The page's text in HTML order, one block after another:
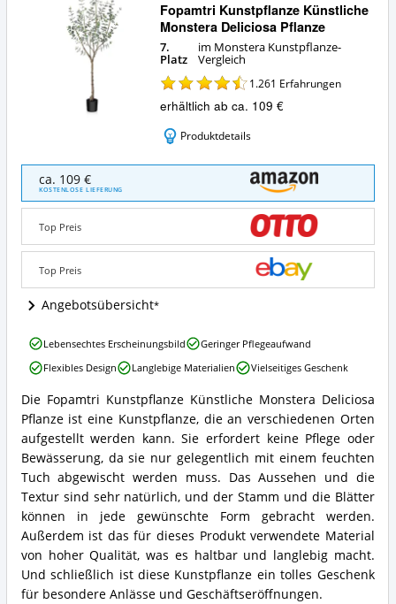
Fopamtri Kunstpflanze Künstliche
Monstera Deliciosa Pflanze
7.
Platz
im Monstera Kunstpflanze-
Vergleich
1.261 Erfahrungen
erhältlich ab ca. 109 €
Produktdetails
Fopamtri
Kunstpflanze
Künstliche
Monstera
Deliciosa
Pflanze
Angebote:
Wo
ist
diese
Kunstpflanze
erhältlich?
ca. 109 €
KOSTENLOSE LIEFERUNG
Top Preis
Top Preis
Angebotsübersicht
Fopamtri
Kunstpflanze
Künstliche
Monstera
Deliciosa
Pflanze
Zusammenfassung:
Was
bietet
diese
Monstera
Kunstpflanze?
Die Fopamtri Kunstpflanze Künstliche Monstera Deliciosa
Pflanze ist eine Kunstpflanze, die an verschiedenen Orten
aufgestellt werden kann. Sie erfordert keine Pflege oder
Bewässerung, da sie nur gelegentlich mit einem feuchten
Tuch abgewischt werden muss. Das Aussehen und die
Textur sind sehr natürlich, und der Stamm und die Blätter
können in jede gewünschte Form gebracht werden.
Außerdem ist das für dieses Produkt verwendete Material
von hoher Qualität, was es haltbar und langlebig macht.
Und schließlich ist diese Kunstpflanze ein tolles Geschenk
für besondere Anlässe und Geschäftseröffnungen.
Fopamtri
Kunstpflanze
Künstliche
Deliciosa
Pflanze
Vorteile:
Was
spricht
für
diese
Monstera
Kunstpflanze?
Lebensechtes Erscheinungsbild
Geringer Pflegeaufwand
Flexibles Design
Langlebige Materialien Vielseitiges Geschenk